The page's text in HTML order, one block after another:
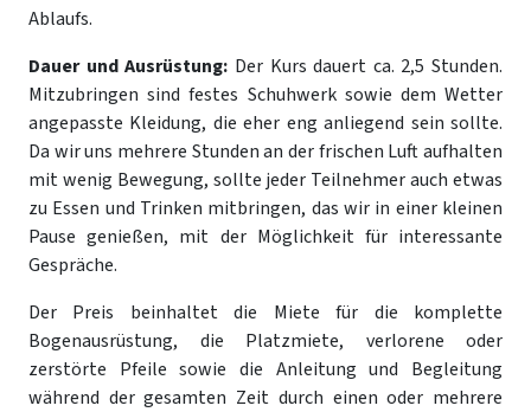
Ablaufs.
Dauer und Ausrüstung: Der Kurs dauert ca. 2,5 Stunden.
Mitzubringen sind festes Schuhwerk sowie dem Wetter
angepasste Kleidung, die eher eng anliegend sein sollte.
Da wir uns mehrere Stunden an der frischen Luft aufhalten
mit wenig Bewegung, sollte jeder Teilnehmer auch etwas
zu Essen und Trinken mitbringen, das wir in einer kleinen
Pause genießen, mit der Möglichkeit für interessante
Gespräche.
Der Preis beinhaltet die Miete für die komplette
Bogenausrüstung, die Platzmiete, verlorene oder
zerstörte Pfeile sowie die Anleitung und Begleitung
während der gesamten Zeit durch einen oder mehrere